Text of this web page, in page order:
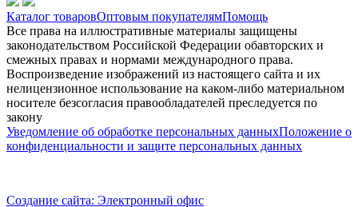
Каталог товаровОптовым покупателямПомощь
Все права на иллюстративные материалы защищены
законодательством Российской Федерации обавторских и
смежных правах и нормами международного права.
Воспроизведение изображений из настоящего сайта и их
нелицензионное использование на каком-либо материальном
носителе безсогласия правообладателей преследуется по
закону
Уведомление об обработке персональных данныхПоложение о
конфиденциальности и защите персональных данных
Создание сайта: Электронный офис